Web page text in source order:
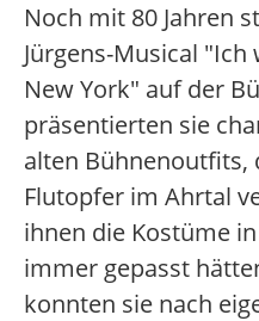
Noch mit 80 Jahren
Jürgens-Musical
New York" auf der
präsentierten sie
alten Bühnenoutfits,
Flutopfer im Ahrtal
ihnen die Kostüme
immer gepasst
konnten sie nach